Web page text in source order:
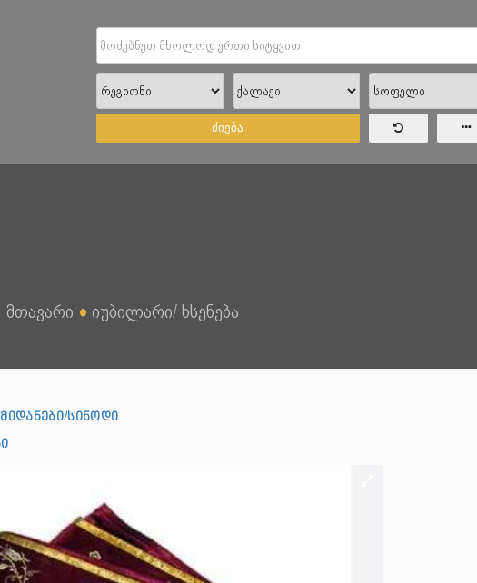
ძიება
მთავარი ● იუბილარი/ ხსენება
სინოდი